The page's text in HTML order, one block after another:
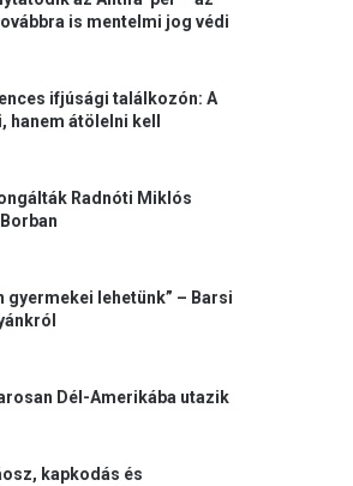
is mentelmi jog védi
ifjúsági találkozón: A
hanem átölelni kell
Radnóti Miklós
gyermekei lehetünk” – Barsi
Dél-Amerikába utazik
kapkodás és